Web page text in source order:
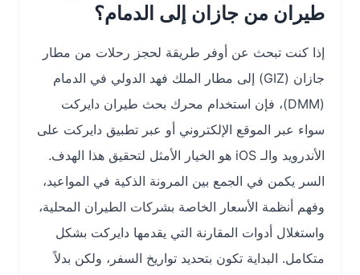
طيران من جازان إلى الدمام؟
إذا كنت تبحث عن أوفر طريقة لحجز رحلات من مطار
جازان (GIZ) إلى مطار الملك فهد الدولي في الدمام
(DMM)، فإن استخدام محرك بحث طيران دايركت
سواء عبر الموقع الإلكتروني أو عبر تطبيق دايركت على
الأندرويد والـ iOS هو الخيار الأمثل لتحقيق هذا الهدف.
السر يكمن في الجمع بين المرونة الذكية في المواعيد،
وفهم أنظمة الأسعار الخاصة بشركات الطيران المحلية،
واستغلال أدوات المقارنة التي يقدمها دايركت بشكل
متكامل. البداية تكون بتحديد تواريخ السفر، ولكن بدلاً